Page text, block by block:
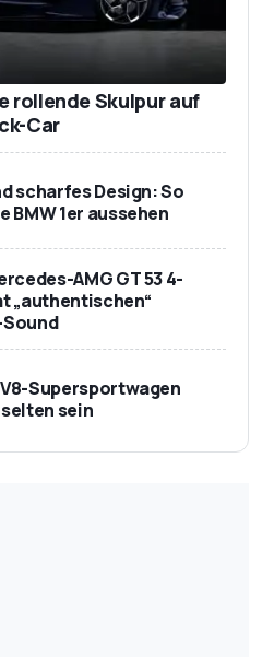
rollende Skulpur auf
Car
scharfes Design: So
BMW 1er aussehen
AMG GT 53 4-
„authentischen“
Supersportwagen
sein